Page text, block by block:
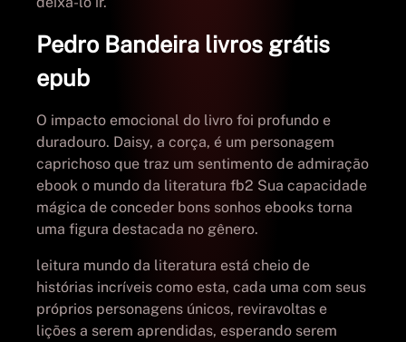
Pedro Bandeira livros grátis
epub
O impacto emocional do livro foi profundo e
duradouro. Daisy, a corça, é um personagem
caprichoso que traz um sentimento de admiração
ebook o mundo da literatura fb2 Sua capacidade
mágica de conceder bons sonhos ebooks torna
uma figura destacada no gênero.
leitura mundo da literatura está cheio de
histórias incríveis como esta, cada uma com seus
próprios personagens únicos, reviravoltas e
lições a serem aprendidas, esperando serem